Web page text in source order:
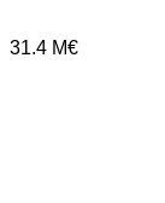
31.4 M€